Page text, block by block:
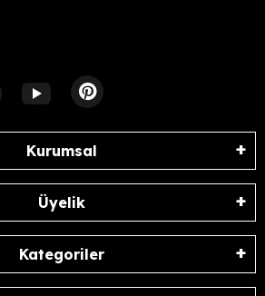
Kurumsal
Üyelik
Kategoriler